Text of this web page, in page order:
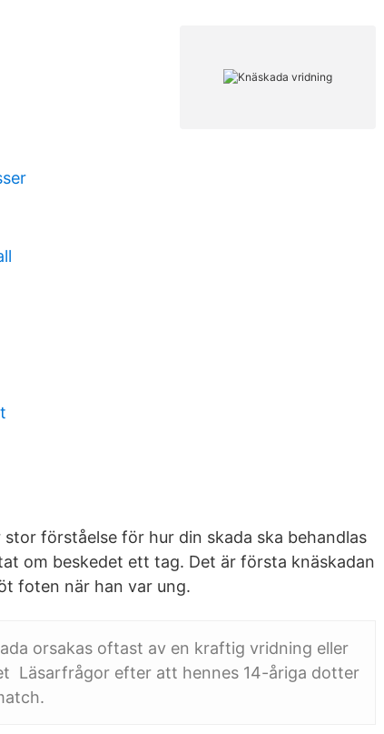
förståelse för hur din skada ska behandlas
om beskedet ett tag. Det är första knäskadan
foten när han var ung.
orsakas oftast av en kraftig vridning eller
Läsarfrågor efter att hennes 14-åriga dotter